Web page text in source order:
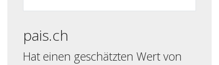
pais.ch
Hat einen geschätzten Wert von